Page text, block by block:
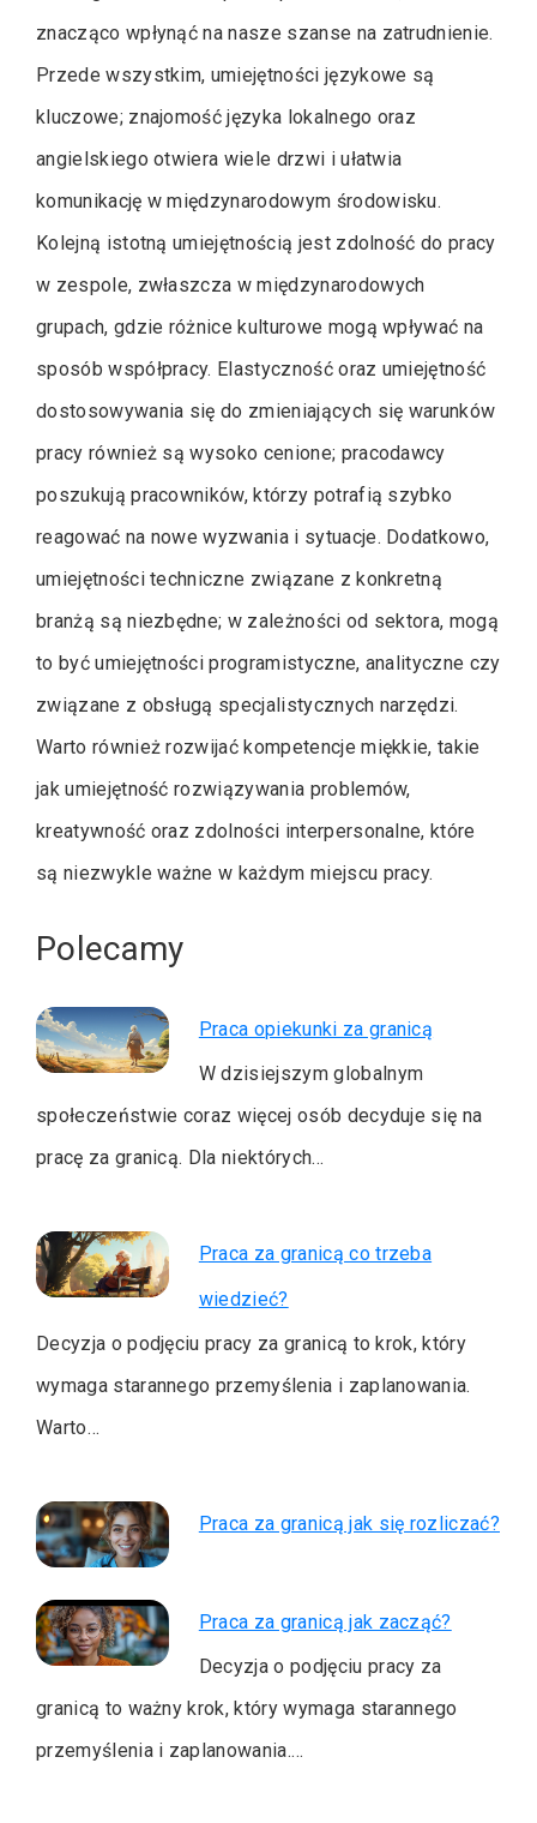
znacząco wpłynąć na nasze szanse na zatrudnienie.
Przede wszystkim, umiejętności językowe są
kluczowe; znajomość języka lokalnego oraz
angielskiego otwiera wiele drzwi i ułatwia
komunikację w międzynarodowym środowisku.
Kolejną istotną umiejętnością jest zdolność do pracy
w zespole, zwłaszcza w międzynarodowych
grupach, gdzie różnice kulturowe mogą wpływać na
sposób współpracy. Elastyczność oraz umiejętność
dostosowywania się do zmieniających się warunków
pracy również są wysoko cenione; pracodawcy
poszukują pracowników, którzy potrafią szybko
reagować na nowe wyzwania i sytuacje. Dodatkowo,
umiejętności techniczne związane z konkretną
branżą są niezbędne; w zależności od sektora, mogą
to być umiejętności programistyczne, analityczne czy
związane z obsługą specjalistycznych narzędzi.
Warto również rozwijać kompetencje miękkie, takie
jak umiejętność rozwiązywania problemów,
kreatywność oraz zdolności interpersonalne, które
są niezwykle ważne w każdym miejscu pracy.
Polecamy
Praca opiekunki za granicą
W dzisiejszym globalnym
społeczeństwie coraz więcej osób decyduje się na
pracę za granicą. Dla niektórych…
Praca za granicą co trzeba
wiedzieć?
Decyzja o podjęciu pracy za granicą to krok, który
wymaga starannego przemyślenia i zaplanowania.
Warto…
Praca za granicą jak się rozliczać?
Praca za granicą jak zacząć?
Decyzja o podjęciu pracy za
granicą to ważny krok, który wymaga starannego
przemyślenia i zaplanowania.…